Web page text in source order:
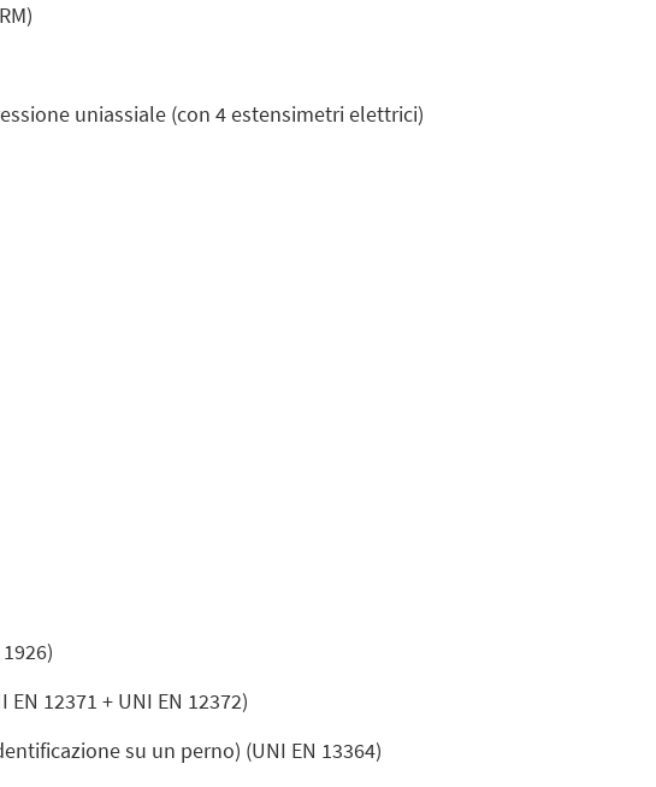
uniassiale (con 4 estensimetri elettrici)
12371 + UNI EN 12372)
su un perno) (UNI EN 13364)